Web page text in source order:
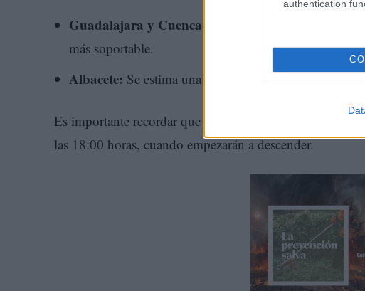
authentication
Guadalajara y Cuenca:
más soportable.
Albacete: Se estima una máxima de 28°C, siendo
Es importante recordar que las temperaturas más altas
las 18:00 horas, cuando empezarán a descender.